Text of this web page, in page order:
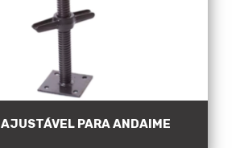
PARA ANDAIME